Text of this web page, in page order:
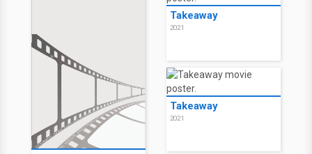
Takeaway
2021
Takeaway
2021